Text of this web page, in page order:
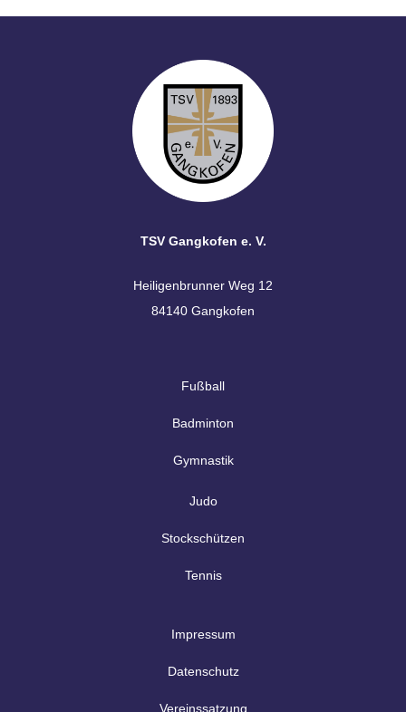
TSV Gangkofen e. V.
Heiligenbrunner Weg 12
84140 Gangkofen
Fußball
Badminton
Gymnastik
Judo
Stockschützen
Tennis
Impressum
Datenschutz
Vereinssatzung